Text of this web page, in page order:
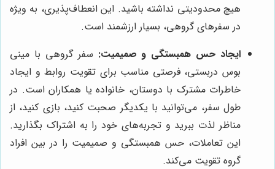
هیچ محدودیتی نداشته باشید. این انعطاف‌پذیری، به ویژه
در سفرهای گروهی، بسیار ارزشمند است.
ایجاد حس همبستگی و صمیمیت: سفر گروهی با مینی
بوس دربستی، فرصتی مناسب برای تقویت روابط و ایجاد
خاطرات مشترک با دوستان، خانواده یا همکاران است. در
طول سفر، می‌توانید با یکدیگر صحبت کنید، بازی کنید، از
مناظر لذت ببرید و تجربه‌های خود را به اشتراک بگذارید.
این تعاملات، حس همبستگی و صمیمیت را در بین افراد
گروه تقویت می‌کند.